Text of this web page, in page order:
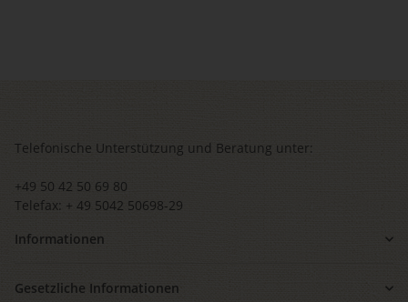
Telefonische Unterstützung und Beratung unter:
+49 50 42 50 69 80
Telefax: + 49 5042 50698-29
Informationen
Gesetzliche Informationen